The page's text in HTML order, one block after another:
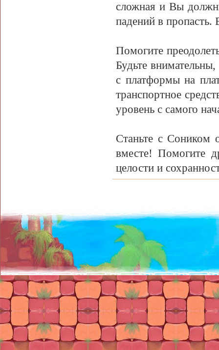
сложная и Вы
падений в
Помогите
Будьте
с платформы на
транспортное
уровень с самого
Станьте с Соником
вместе! Помогите
целости и